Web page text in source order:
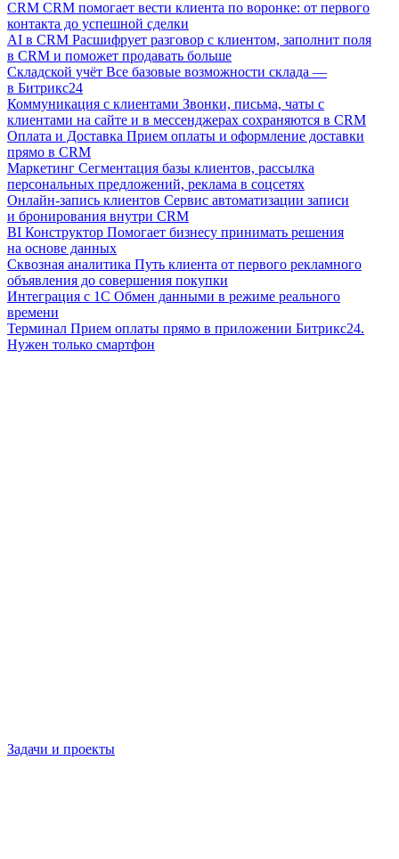
CRM CRM помогает вести клиента по воронке: от первого
контакта до успешной сделки
AI в CRM Расшифрует разговор с клиентом, заполнит поля
в CRM и поможет продавать больше
Складской учёт Все базовые возможности склада —
в Битрикс24
Коммуникация с клиентами Звонки, письма, чаты с
клиентами на сайте и в мессенджерах сохраняются в CRM
Оплата и Доставка Прием оплаты и оформление доставки
прямо в CRM
Маркетинг Сегментация базы клиентов, рассылка
персональных предложений, реклама в соцсетях
Онлайн-запись клиентов Сервис автоматизации записи
и бронирования внутри CRM
BI Конструктор Помогает бизнесу принимать решения
на основе данных
Сквозная аналитика Путь клиента от первого рекламного
объявления до совершения покупки
Интеграция с 1С Обмен данными в режиме реального
времени
Терминал Прием оплаты прямо в приложении Битрикс24.
Нужен только смартфон
Задачи и проекты